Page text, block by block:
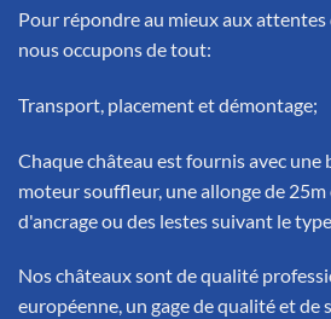
Pour répondre au mieux aux attentes
nous occupons de tout:
Transport, placement et démontage;
Chaque château est fournis avec une
moteur souffleur, une allonge de
d'ancrage ou des lestes suivant le
Nos châteaux sont de qualité
européenne, un gage de qualité et de